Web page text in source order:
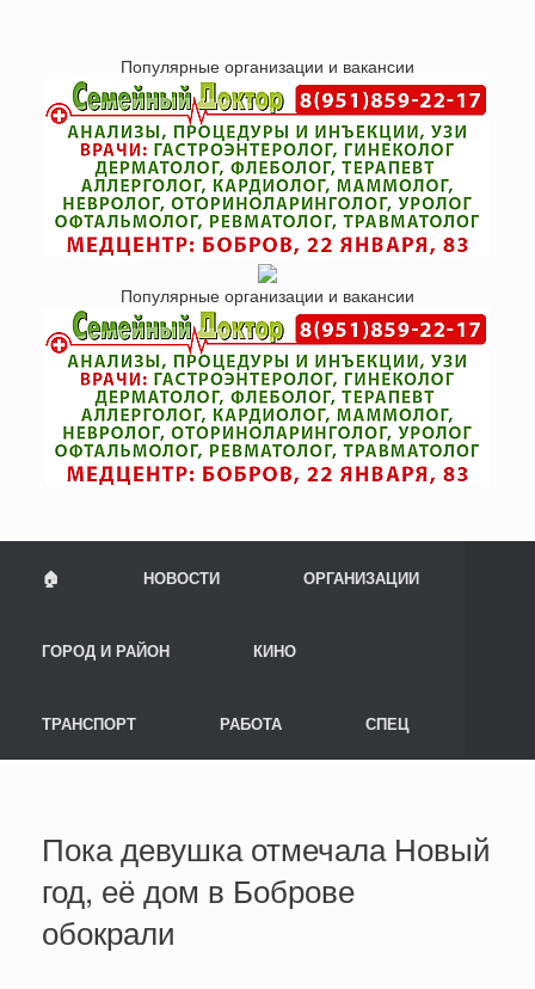
Популярные организации и вакансии
Популярные организации и вакансии
🏠 НОВОСТИ ОРГАНИЗАЦИИ
ГОРОД И РАЙОН КИНО
ТРАНСПОРТ РАБОТА СПЕЦ
Пока девушка отмечала Новый
год, её дом в Боброве
обокрали